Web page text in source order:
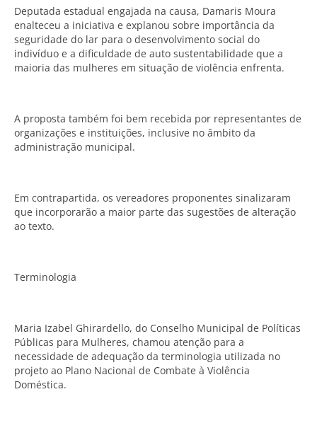
Deputada estadual engajada na causa, Damaris Moura
enalteceu a iniciativa e explanou sobre importância da
seguridade do lar para o desenvolvimento social do
indivíduo e a dificuldade de auto sustentabilidade que a
maioria das mulheres em situação de violência enfrenta.
A proposta também foi bem recebida por representantes de
organizações e instituições, inclusive no âmbito da
administração municipal.
Em contrapartida, os vereadores proponentes sinalizaram
que incorporarão a maior parte das sugestões de alteração
ao texto.
Terminologia
Maria Izabel Ghirardello, do Conselho Municipal de Políticas
Públicas para Mulheres, chamou atenção para a
necessidade de adequação da terminologia utilizada no
projeto ao Plano Nacional de Combate à Violência
Doméstica.